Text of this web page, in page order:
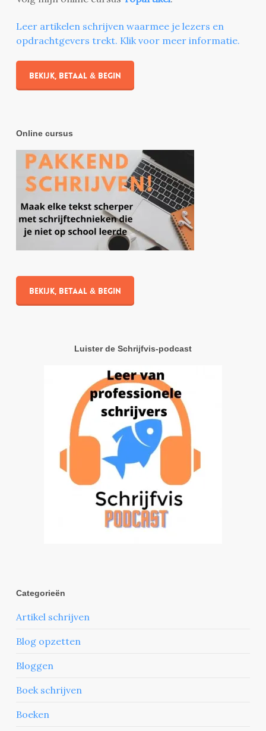
Leer artikelen schrijven waarmee je lezers en
opdrachtgevers trekt. Klik voor meer informatie.
Bekijk, betaal & begin
Online cursus
Bekijk, betaal & begin
Luister de Schrijfvis-podcast
Categorieën
Artikel schrijven
Blog opzetten
Bloggen
Boek schrijven
Boeken